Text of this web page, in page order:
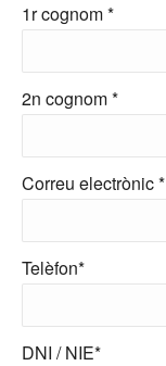
1r cognom *
2n cognom *
Correu electrònic *
Telèfon*
DNI / NIE*